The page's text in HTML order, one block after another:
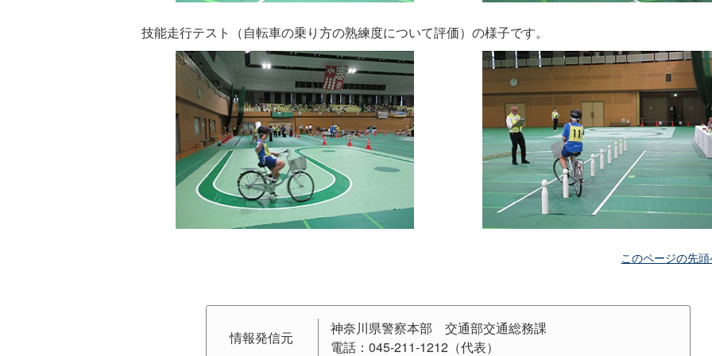
技能走行テスト（自転車の乗り方の熟練度について評価）の様子です。
このページの先
情報発信元
神奈川県警察本部 交通部交通総務課
電話：045-211-1212（代表）